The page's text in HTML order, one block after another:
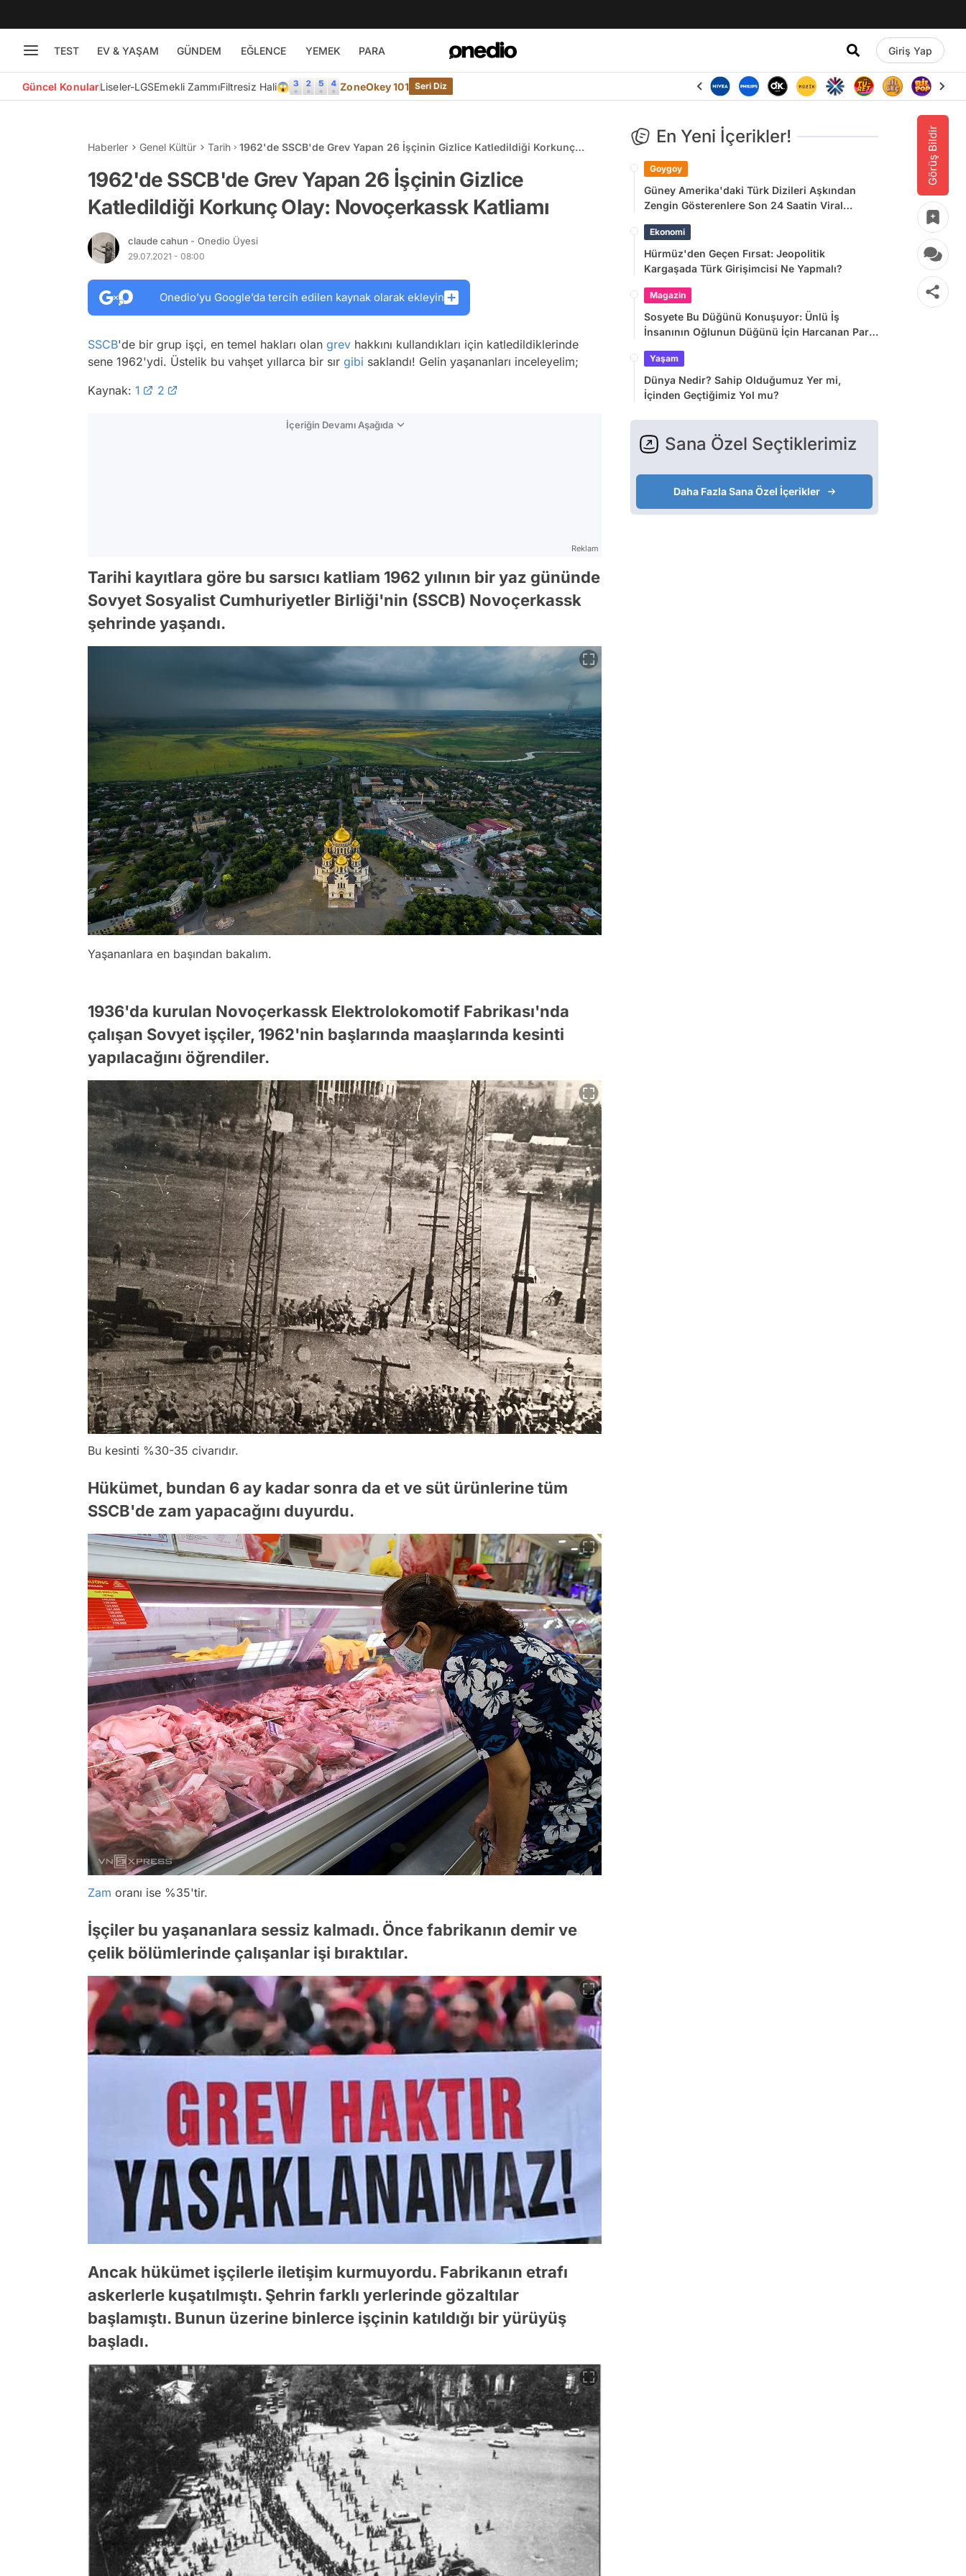
TEST EV & YAŞAM GÜNDEM EĞLENCE YEMEK PARA Giriş Yap
Güncel KonularLiseler-LGSEmekli ZammıFiltresiz Hali😱 ZoneOkey 101 Seri Diz
Görüş Bildir
Haberler Genel Kültür Tarih
1962'de SSCB'de Grev Yapan 26 İşçinin Gizlice Katledildiği Korkunç
1962'de SSCB'de Grev Yapan 26 İşçinin Gizlice
Katledildiği Korkunç Olay: Novoçerkassk Katliamı
claude cahun - Onedio Üyesi
29.07.2021 - 08:00
Onedio’yu Google’da tercih edilen kaynak olarak ekleyin
SSCB'de bir grup işçi, en temel hakları olan grev hakkını kullandıkları için katledildiklerinde
sene 1962'ydi. Üstelik bu vahşet yıllarca bir sır gibi saklandı! Gelin yaşananları inceleyelim;
Kaynak: 1 2
İçeriğin Devamı Aşağıda
Reklam
Tarihi kayıtlara göre bu sarsıcı katliam 1962 yılının bir yaz gününde
Sovyet Sosyalist Cumhuriyetler Birliği'nin (SSCB) Novoçerkassk
şehrinde yaşandı.
Yaşananlara en başından bakalım.
1936'da kurulan Novoçerkassk Elektrolokomotif Fabrikası'nda
çalışan Sovyet işçiler, 1962'nin başlarında maaşlarında kesinti
yapılacağını öğrendiler.
Bu kesinti %30-35 civarıdır.
Hükümet, bundan 6 ay kadar sonra da et ve süt ürünlerine tüm
SSCB'de zam yapacağını duyurdu.
Zam oranı ise %35'tir.
İşçiler bu yaşananlara sessiz kalmadı. Önce fabrikanın demir ve
çelik bölümlerinde çalışanlar işi bıraktılar.
Ancak hükümet işçilerle iletişim kurmuyordu. Fabrikanın etrafı
askerlerle kuşatılmıştı. Şehrin farklı yerlerinde gözaltılar
başlamıştı. Bunun üzerine binlerce işçinin katıldığı bir yürüyüş
başladı.
En Yeni İçerikler!
Goygoy
Güney Amerika'daki Türk Dizileri Aşkından
Zengin Gösterenlere Son 24 Saatin Viral
Ekonomi
Hürmüz'den Geçen Fırsat: Jeopolitik
Kargaşada Türk Girişimcisi Ne Yapmalı?
Magazin
Sosyete Bu Düğünü Konuşuyor: Ünlü İş
İnsanının Oğlunun Düğünü İçin Harcanan Para
Yaşam
Dünya Nedir? Sahip Olduğumuz Yer mi,
İçinden Geçtiğimiz Yol mu?
Sana Özel Seçtiklerimiz
Daha Fazla Sana Özel İçerikler